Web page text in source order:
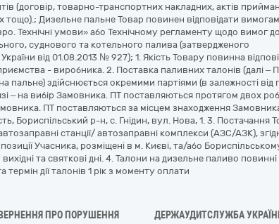
(договір, товарно-транспортних накладних, актів
тощо).; Дизельне пальне Товар повинен відповідати
Технічні умови» або Технічному регламенту щодо вимог до
суднового та котельного палива (затвердженого
від 01.08.2013 № 927); 1. Якість Товару повинна
- виробника. 2. Поставка паливних талонів (далі –
пальне) здійснюється окремими партіями (в залежності від
– на вибір Замовника. ПТ поставляються протягом двох
ПТ поставляються за місцем знаходження
Бориспільський р-н, с. Гнідин, вул. Нова, 1. 3. Постачання
станції/ автозаправні комплекси (АЗС/АЗК),
Учасника, розміщені в м. Києві, та/або
вихідні та святкові дні. 4. Талони на дизельне паливо
термін дії талонів 1 рік з моменту оплати
ПРО ПОРУШЕННЯ ДЕРЖАУДИТСЛУЖБА